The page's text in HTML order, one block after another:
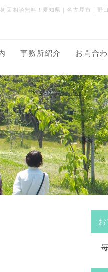
回相談無料！愛知県｜名古屋市｜野
事務所紹介 お問合